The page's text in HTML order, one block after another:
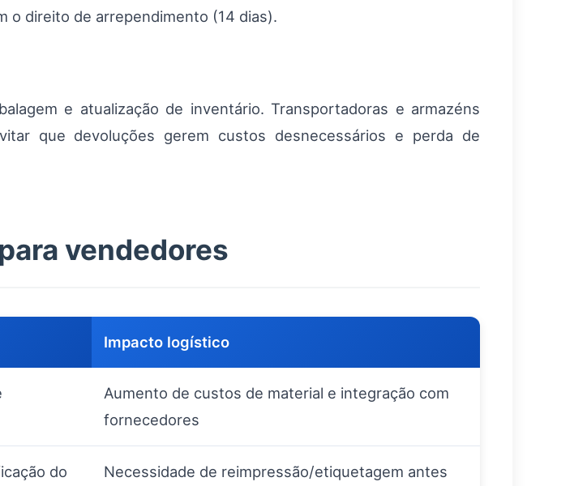
o direito de arrependimento (14 dias).
e atualização de inventário. Transportadoras e armazéns
que devoluções gerem custos desnecessários e perda de
vendedores
Impacto logístico
Aumento de custos de material e integração com
fornecedores
do
Necessidade de reimpressão/etiquetagem antes